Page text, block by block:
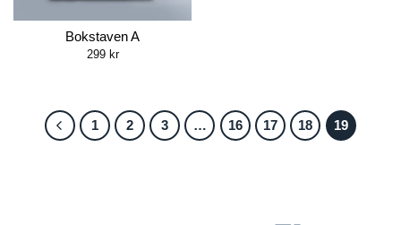
Bokstaven A
299 kr
1 2 3 … 16 17 18 19